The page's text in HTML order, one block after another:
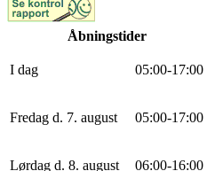
Åbningstider
I dag 05:00-17:00
Fredag d. 7. august 05:00-17:00
Lørdag d. 8. august 06:00-16:00